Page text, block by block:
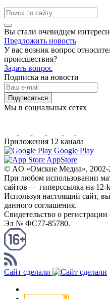
Вы стали очевидцем
Предложить новость
У вас возник вопрос
происшествия?
Задать вопрос
Подписка на новости
Подписаться
Мы в социальных сетях
Приложения 12 канала
Google Play
AppStore
© AO «Омские Медиа», 2002-
При любом использовании
сайтов — гиперссылка на 12-
Используя настоящий сайт,
данного соглашения.
Свидетельство о
Эл № ФС77-85780.
Сайт сделали